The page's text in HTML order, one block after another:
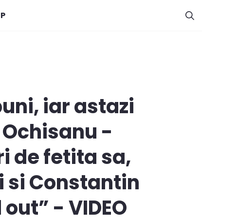
iar astazi
-
de fetita sa,
si Constantin
- VIDEO